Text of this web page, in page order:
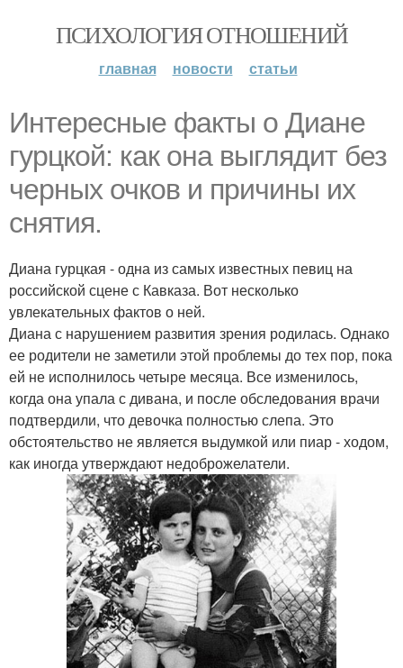
ПСИХОЛОГИЯ ОТНОШЕНИЙ
главная новости статьи
Интересные факты о Диане
гурцкой: как она выглядит без
черных очков и причины их
снятия.
Диана гурцкая - одна из самых известных певиц на
российской сцене с Кавказа. Вот несколько
увлекательных фактов о ней.
Диана с нарушением развития зрения родилась. Однако
ее родители не заметили этой проблемы до тех пор, пока
ей не исполнилось четыре месяца. Все изменилось,
когда она упала с дивана, и после обследования врачи
подтвердили, что девочка полностью слепа. Это
обстоятельство не является выдумкой или пиар - ходом,
как иногда утверждают недоброжелатели.